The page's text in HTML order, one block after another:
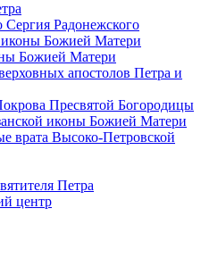
Радонежского
Божией Матери
Божией Матери
апостолов Петра и
Пресвятой Богородицы
иконы Божией Матери
врата Высоко-Петровской
Петра
центр